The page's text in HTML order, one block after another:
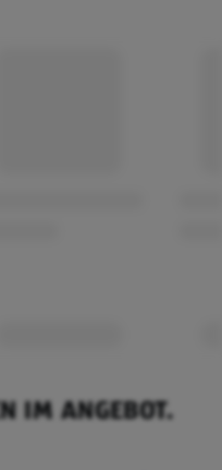
IM ANGEBOT.